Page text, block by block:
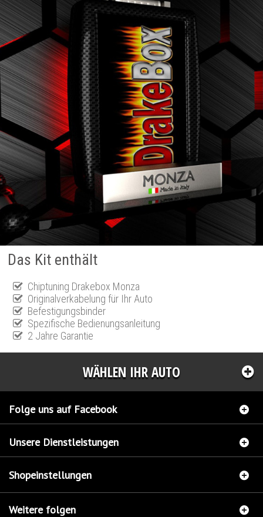
Das Kit enthält
Chiptuning Drakebox Monza
Originalverkabelung für Ihr Auto
Befestigungsbinder
Spezifische Bedienungsanleitung
2 Jahre Garantie
WÄHLEN IHR AUTO
Folge uns auf Facebook
Unsere Dienstleistungen
Shopeinstellungen
Weitere folgen